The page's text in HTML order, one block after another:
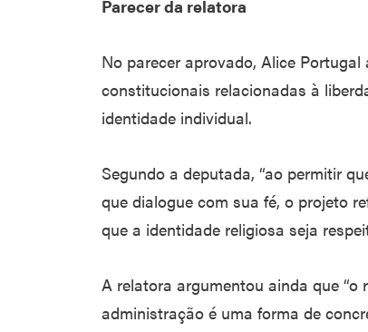
Parecer da relatora
No parecer aprovado, Alice
constitucionais relacionadas à
identidade individual.
Segundo a deputada, “ao permitir
que dialogue com sua fé, o projeto
que a identidade religiosa seja
A relatora argumentou ainda que “o
administração é uma forma de